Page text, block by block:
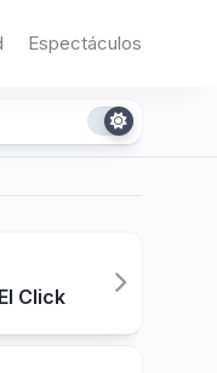
Espectáculos
Click